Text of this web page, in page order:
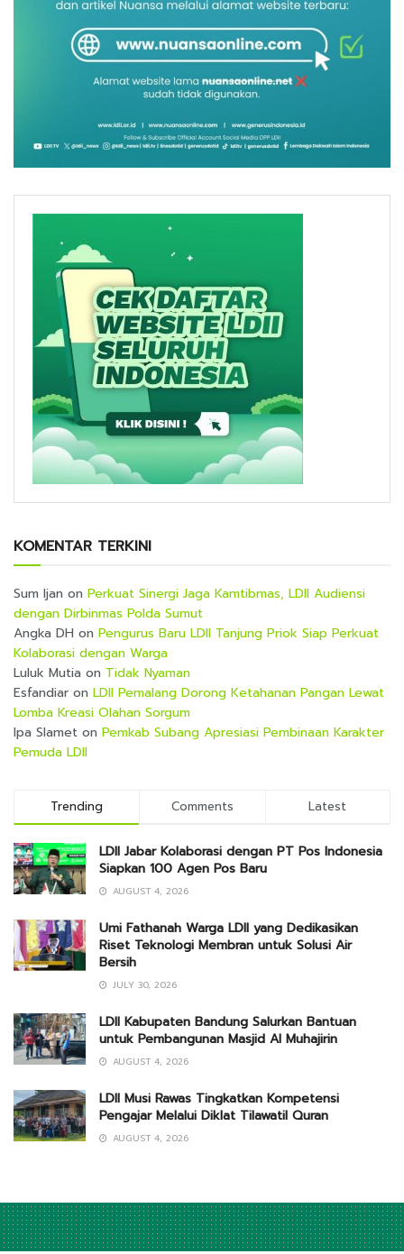
KOMENTAR TERKINI
Sum Ijan on Perkuat Sinergi Jaga Kamtibmas, LDII Audiensi
dengan Dirbinmas Polda Sumut
Angka DH on Pengurus Baru LDII Tanjung Priok Siap Perkuat
Kolaborasi dengan Warga
Luluk Mutia on Tidak Nyaman
Esfandiar on LDII Pemalang Dorong Ketahanan Pangan Lewat
Lomba Kreasi Olahan Sorgum
Ipa Slamet on Pemkab Subang Apresiasi Pembinaan Karakter
Pemuda LDII
Trending Comments Latest
LDII Jabar Kolaborasi dengan PT Pos Indonesia
Siapkan 100 Agen Pos Baru
AUGUST 4, 2026
Umi Fathanah Warga LDII yang Dedikasikan
Riset Teknologi Membran untuk Solusi Air
Bersih
JULY 30, 2026
LDII Kabupaten Bandung Salurkan Bantuan
untuk Pembangunan Masjid Al Muhajirin
AUGUST 4, 2026
LDII Musi Rawas Tingkatkan Kompetensi
Pengajar Melalui Diklat Tilawatil Quran
AUGUST 4, 2026